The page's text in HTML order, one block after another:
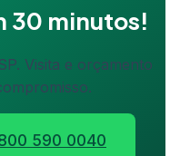
30 minutos!
Visita e orçamento
590 0040